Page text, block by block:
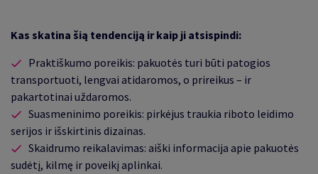
Kas skatina šią tendenciją ir kaip ji atsispindi:
Praktiškumo poreikis: pakuotės turi būti patogios
transportuoti, lengvai atidaromos, o prireikus – ir
pakartotinai uždaromos.
Suasmeninimo poreikis: pirkėjus traukia riboto leidimo
serijos ir išskirtinis dizainas.
Skaidrumo reikalavimas: aiški informacija apie pakuotės
sudėtį, kilmę ir poveikį aplinkai.